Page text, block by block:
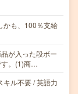
かも、100％支給
が入った段ボー
す。(1)商…
キル不要 / 英語力